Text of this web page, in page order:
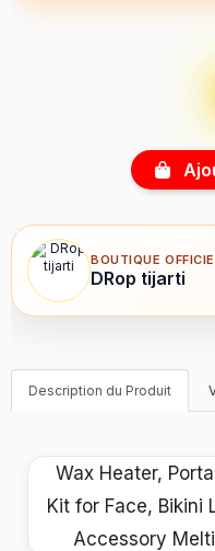
BOUTIQUE
DRop tijarti
Description du Produit
Wax Heater,
Kit for Face, Bikini
Accessory